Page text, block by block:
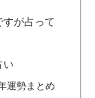
が占って
い
運勢まとめ